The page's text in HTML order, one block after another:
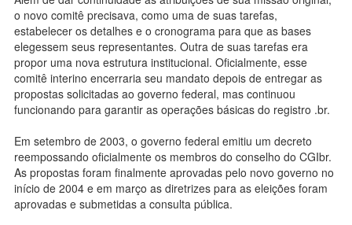
o novo comitê precisava, como uma de suas tarefas,
estabelecer os detalhes e o cronograma para que as bases
elegessem seus representantes. Outra de suas tarefas era
propor uma nova estrutura institucional. Oficialmente, esse
comitê interino encerraria seu mandato depois de entregar as
propostas solicitadas ao governo federal, mas continuou
funcionando para garantir as operações básicas do registro .br.
Em setembro de 2003, o governo federal emitiu um decreto
reempossando oficialmente os membros do conselho do CGIbr.
As propostas foram finalmente aprovadas pelo novo governo no
início de 2004 e em março as diretrizes para as eleições foram
aprovadas e submetidas a consulta pública.